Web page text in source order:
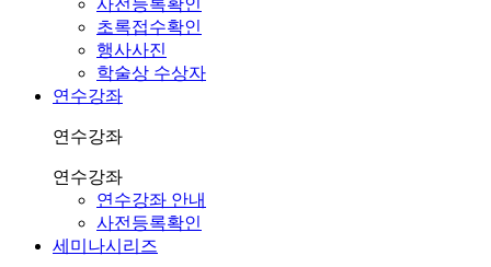
초록접수확인
행사사진
학술상 수상자
연수강좌
연수강좌
연수강좌
연수강좌 안내
사전등록확인
세미나시리즈